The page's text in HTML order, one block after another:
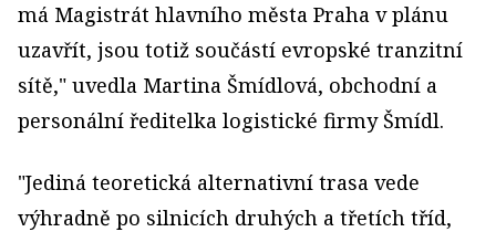
má Magistrát hlavního města Praha v plánu
uzavřít, jsou totiž součástí evropské tranzitní
sítě," uvedla Martina Šmídlová, obchodní a
personální ředitelka logistické firmy Šmídl.
"Jediná teoretická alternativní trasa vede
výhradně po silnicích druhých a třetích tříd,